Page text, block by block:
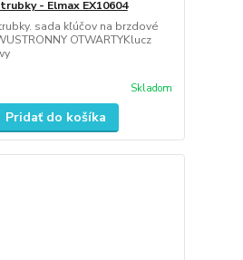
- Elmax EX10604
sada kľúčov na brzdové
OTWARTYKlucz
Skladom
Pridať do košíka